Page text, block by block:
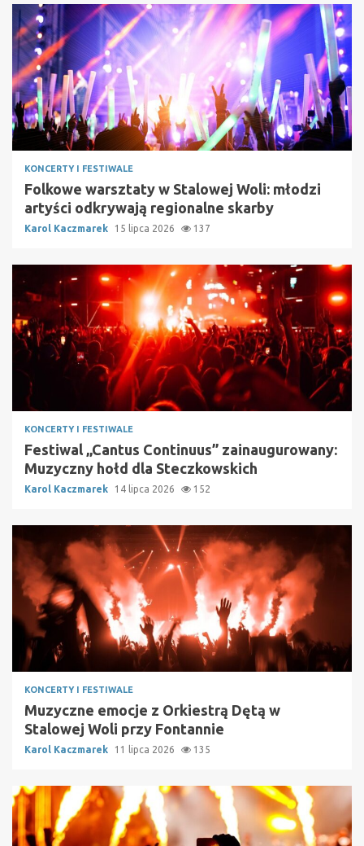
KONCERTY I FESTIWALE
Folkowe warsztaty w Stalowej Woli: młodzi
artyści odkrywają regionalne skarby
Karol Kaczmarek 15 lipca 2026 137
KONCERTY I FESTIWALE
Festiwal „Cantus Continuus” zainaugurowany:
Muzyczny hołd dla Steczkowskich
Karol Kaczmarek 14 lipca 2026 152
KONCERTY I FESTIWALE
Muzyczne emocje z Orkiestrą Dętą w
Stalowej Woli przy Fontannie
Karol Kaczmarek 11 lipca 2026 135